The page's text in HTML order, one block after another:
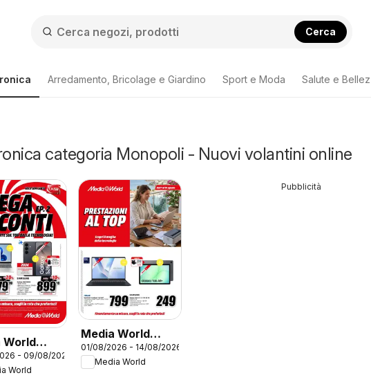
Cerca
Arredamento, Bricolage e Giardino Sport e Moda Salute e
categoria Monopoli - Nuovi volantini online
World
- 09/08/2026
World
Media World
volantino
Prestazioni al top
01/08/2026 - 14/08/2026
Media World
Pubblicità